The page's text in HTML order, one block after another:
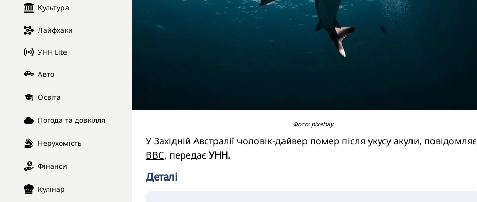
Культура
Лайфхаки
УНН Lite
Авто
Освіта
Погода та довкілля
Нерухомість
Фінанси
Кулінар
Фото: pixabay
У Західній Австралії чоловік-дайвер помер після укусу акули, повідомляє
ВВС, передає УНН.
Деталі